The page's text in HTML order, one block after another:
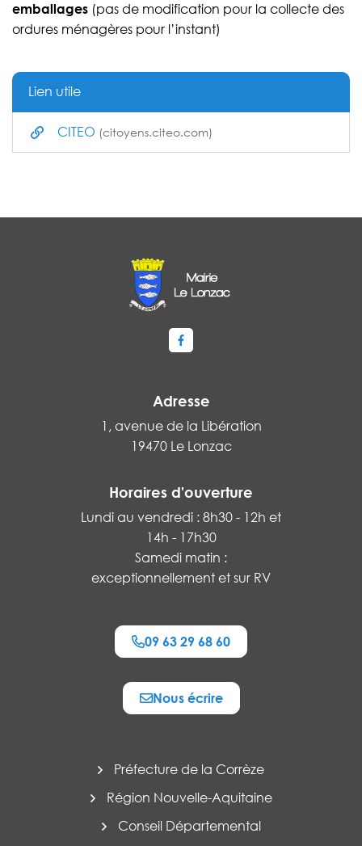
emballages (pas de modification pour la collecte des
ordures ménagères pour l’instant)
Lien utile
CITEO (citoyens.citeo.com)
Lien vers le compte Facebook
Adresse
1, avenue de la Libération
19470 Le Lonzac
Horaires d'ouverture
Lundi au vendredi : 8h30 - 12h et
14h - 17h30
Samedi matin :
exceptionnellement et sur RV
09 63 29 68 60
Nous écrire
Préfecture de la Corrèze
Région Nouvelle-Aquitaine
Conseil Départemental